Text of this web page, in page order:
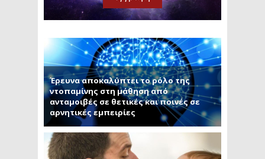
Έρευνα αποκαλύπτει το ρόλο της
ντοπαμίνης στη μάθηση από
ανταμοιβές σε θετικές και ποινές σε
αρνητικές εμπειρίες